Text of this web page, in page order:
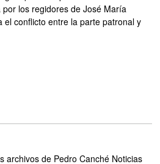
los regidores de José María
el conflicto entre la parte patronal y
archivos de Pedro Canché Noticias